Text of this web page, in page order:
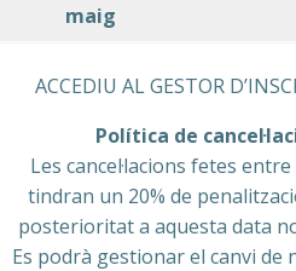
maig
ACCEDIU AL GESTOR
Política de
Les cancel·lacions fetes
tindran un 20% de
posterioritat a aquesta data
Es podrà gestionar el canvi de